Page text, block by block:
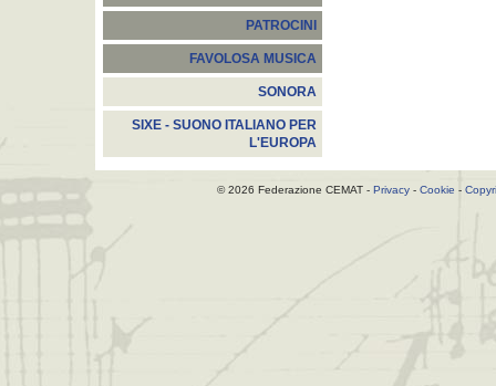
PATROCINI
FAVOLOSA MUSICA
SONORA
SIXE - SUONO ITALIANO PER
L'EUROPA
© 2026 Federazione CEMAT - Privacy- Cookie -